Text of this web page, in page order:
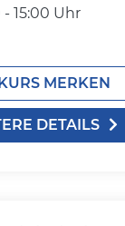
15:00 Uhr
MERKEN
DETAILS